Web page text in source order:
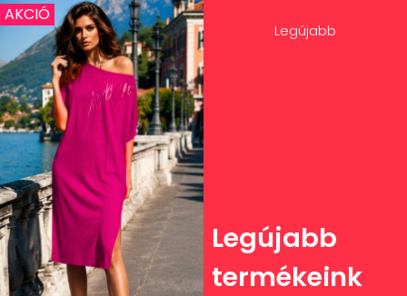
Legújabb
Legújabb
termékeink
AKCIÓ